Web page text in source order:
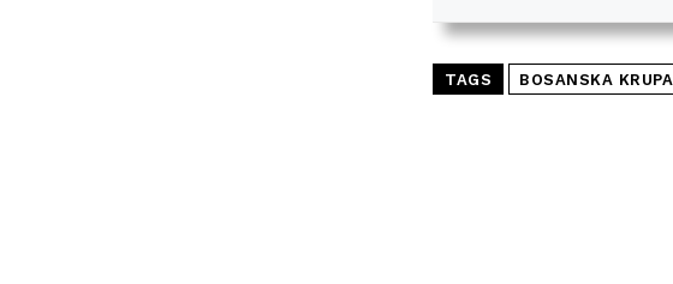
TAGS BOSANSKA KRUPA